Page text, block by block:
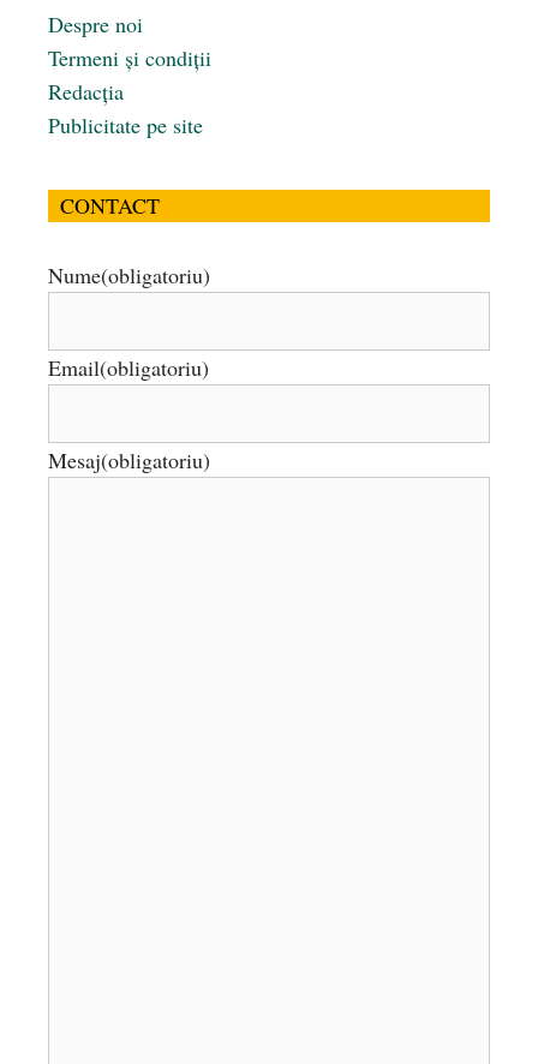
Despre noi
Termeni și condiții
Redacția
Publicitate pe site
CONTACT
Nume(obligatoriu)
Email(obligatoriu)
Mesaj(obligatoriu)